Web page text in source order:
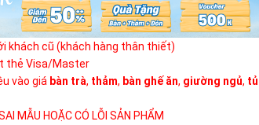
khách cũ (khách hàng thân thiết)
thẻ Visa/Master
vào giá bàn trà, thảm, bàn ghế ăn, giường ngủ,
MẪU HOẶC CÓ LỖI SẢN PHẨM